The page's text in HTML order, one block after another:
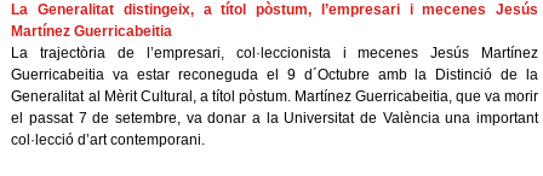
La Generalitat distingeix, a títol pòstum, l’empresari i mecenes Jesús
Martínez Guerricabeitia
La trajectòria de l’empresari, col·leccionista i mecenes Jesús Martínez
Guerricabeitia va estar reconeguda el 9 d´Octubre amb la Distinció de la
Generalitat al Mèrit Cultural, a títol pòstum. Martínez Guerricabeitia, que va morir
el passat 7 de setembre, va donar a la Universitat de València una important
col·lecció d’art contemporani.